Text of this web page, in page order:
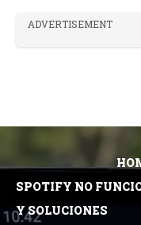
ADVERTISEMENT
SPOTIFY NO
Y SOLUCIONES